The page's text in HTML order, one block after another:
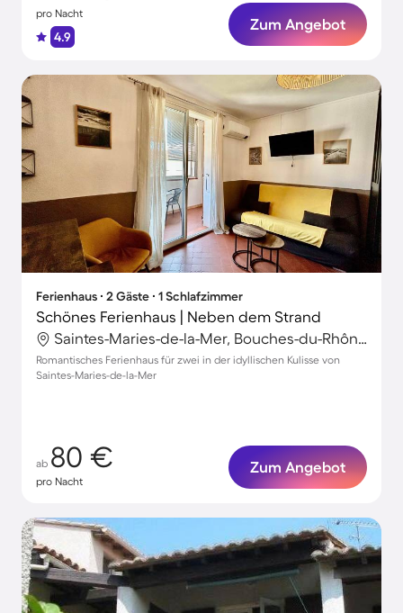
pro Nacht
4.9
Zum Angebot
Ferienhaus ∙ 2 Gäste ∙ 1 Schlafzimmer
Schönes Ferienhaus | Neben dem Strand
Saintes-Maries-de-la-Mer, Bouches-du-Rhône, Frankreich
Romantisches Ferienhaus für zwei in der idyllischen Kulisse von
Saintes-Maries-de-la-Mer
ab 80 €
pro Nacht
Zum Angebot